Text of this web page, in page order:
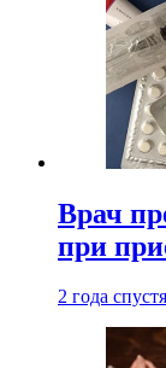
Врач
при
2 года спустя